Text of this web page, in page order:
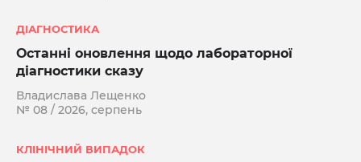
ДІАГНОСТИКА
Останні оновлення щодо лабораторної
діагностики сказу
Владислава Лещенко
№ 08 / 2026, серпень
КЛІНІЧНИЙ ВИПАДОК